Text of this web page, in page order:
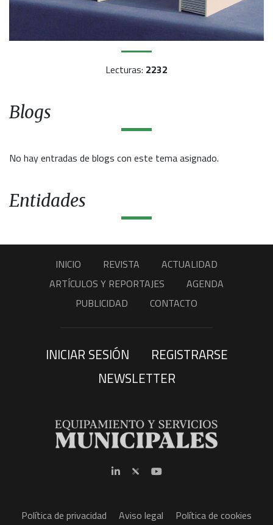
Lecturas: 2232
Blogs
No hay entradas de blogs con este tema asignado.
Entidades
INICIO REVISTA
ACTUALIDAD
ARTÍCULOS Y REPORTAJES
AGENDA
PUBLICIDAD
CONTACTO
INICIAR SESIÓN
REGISTRARSE
NEWSLETTER
Política de privacidad Aviso legal
Política de cookies